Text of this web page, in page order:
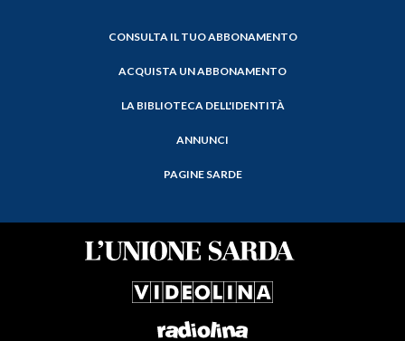
CONSULTA IL TUO ABBONAMENTO
ACQUISTA UN ABBONAMENTO
LA BIBLIOTECA DELL'IDENTITÀ
ANNUNCI
PAGINE SARDE